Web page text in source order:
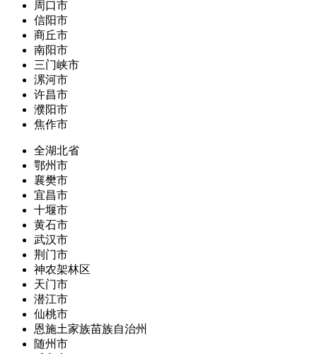
周口市
信阳市
商丘市
南阳市
三门峡市
漯河市
许昌市
濮阳市
焦作市
全湖北省
鄂州市
襄樊市
宜昌市
十堰市
黄石市
武汉市
荆门市
神农架林区
天门市
潜江市
仙桃市
恩施土家族苗族自治州
随州市